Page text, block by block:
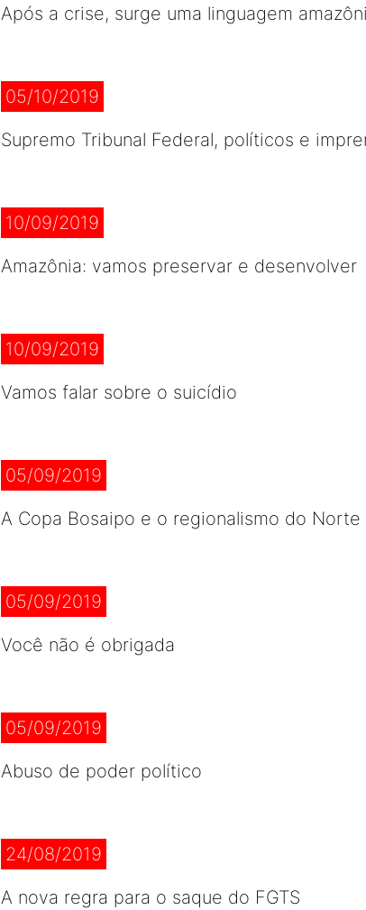
Após a crise, surge uma linguagem
05/10/2019
Supremo Tribunal Federal, políticos e
10/09/2019
Amazônia: vamos preservar e desenvolver
10/09/2019
Vamos falar sobre o suicídio
05/09/2019
A Copa Bosaipo e o regionalismo do Norte
05/09/2019
Você não é obrigada
05/09/2019
Abuso de poder político
24/08/2019
A nova regra para o saque do FGTS